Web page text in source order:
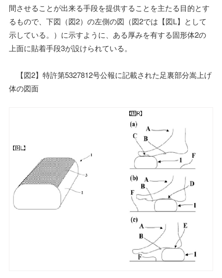
間させることが出来る手段を提供することを主たる目的とす
るもので、下図（図2）の左側の図（図2では【図L】として
示している。）に示すように、ある厚みを有する固形体2の
上面に貼着手段3が設けられている。
【図2】特許第5327812号公報に記載された足裏部分嵩上げ
体の図面